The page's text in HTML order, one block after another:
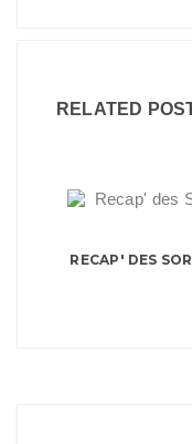
RELATED
RECAP' DES